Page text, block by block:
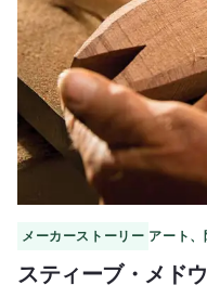
メーカーストーリー アート
スティーブ・メド